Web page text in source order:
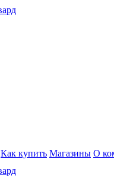
Как купить Магазины О